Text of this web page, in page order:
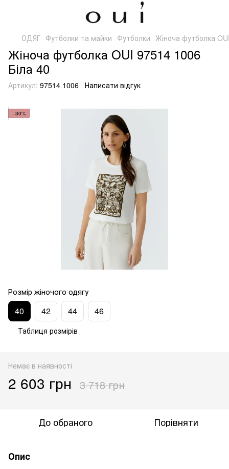
ОДЯГ Футболки та майки Футболки Жіноча футболка
Жіноча футболка OUI 97514 1006
Біла 40
Артикул: 97514 1006 Написати відгук
−30%
Розмір жіночого одягу
40 42 44 46
Таблиця розмірів
Немає в наявності
2 603 грн 3 718 грн
До обраного Порівняти
Опис